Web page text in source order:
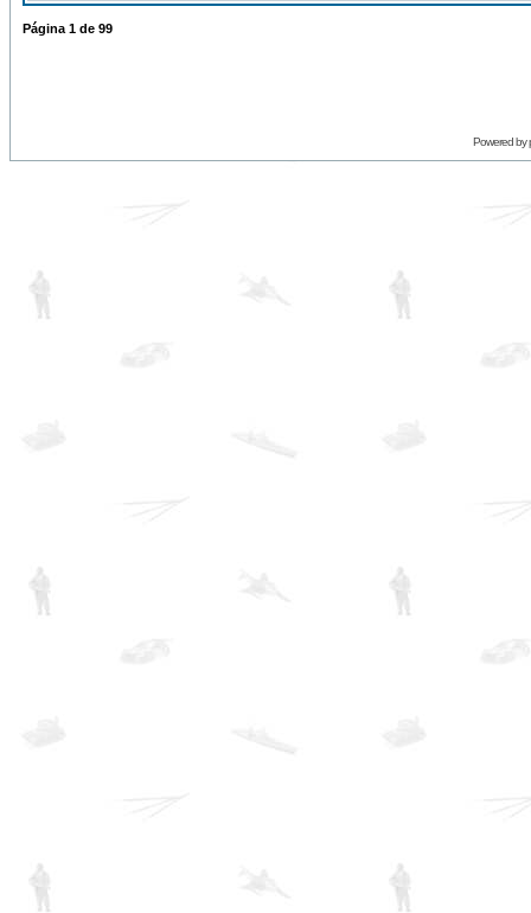
Página 1 de 99
Powered by